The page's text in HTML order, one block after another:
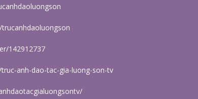
142912737
anh-dao-tac-gia-luong-son-tv